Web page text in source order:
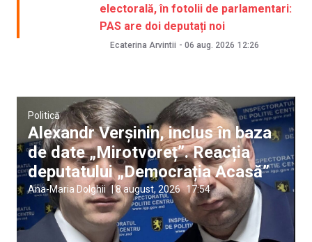
electorală, în fotolii de parlamentari:
PAS are doi deputați noi
Ecaterina Arvintii - 06 aug. 2026 12:26
Politică
Alexandr Verșinin, inclus în baza
de date „Mirotvoreț”. Reacția
deputatului „Democrația Acasă”
Ana-Maria Dolghii |8 august, 2026 17:54